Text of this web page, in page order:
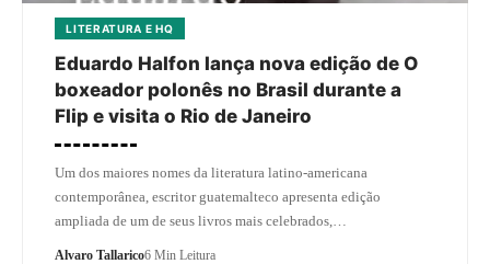
LITERATURA E HQ
Eduardo Halfon lança nova edição de O
boxeador polonês no Brasil durante a
Flip e visita o Rio de Janeiro
Um dos maiores nomes da literatura latino-americana
contemporânea, escritor guatemalteco apresenta edição
ampliada de um de seus livros mais celebrados,…
Alvaro Tallarico6 Min Leitura